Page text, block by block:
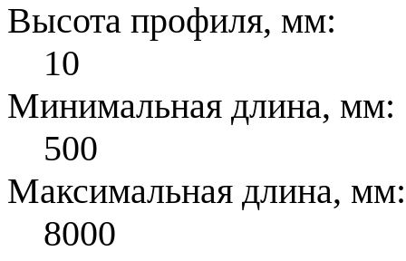
Высота профиля, мм:
10
Минимальная длина, мм:
500
Максимальная длина, мм:
8000